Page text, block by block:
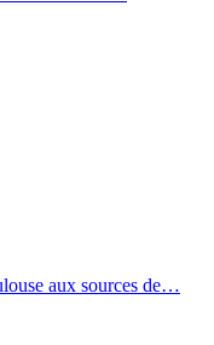
aux sources de…